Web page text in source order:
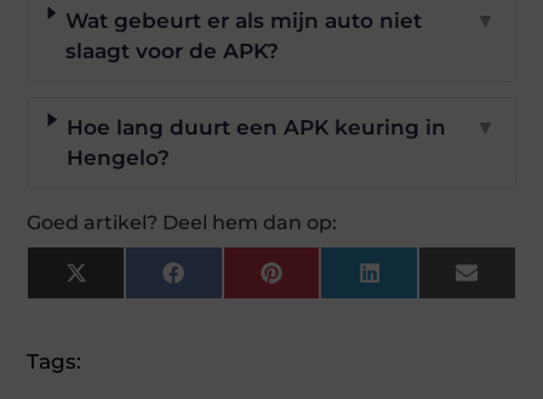
Wat gebeurt er als mijn auto niet
slaagt voor de APK?
▼
Hoe lang duurt een APK keuring in
Hengelo?
▼
Goed artikel? Deel hem dan op:
X
(Twitter)
FacebookPinterestLinkedInEmail
Tags: